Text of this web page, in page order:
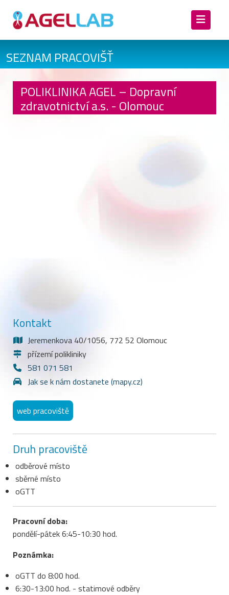
SEZNAM PRACOVIŠŤ
POLIKLINIKA AGEL – Dopravní
zdravotnictví a.s. - Olomouc
Kontakt
Jeremenkova 40/1056, 772 52 Olomouc
přízemí polikliniky
581 071 581
Jak se k nám dostanete (mapy.cz)
web pracoviště
Druh pracoviště
odběrové místo
sběrné místo
oGTT
Pracovní doba:
pondělí-pátek 6:45-10:30 hod.
Poznámka:
oGTT do 8:00 hod.
6:30-13:00 hod. - statimové odběry